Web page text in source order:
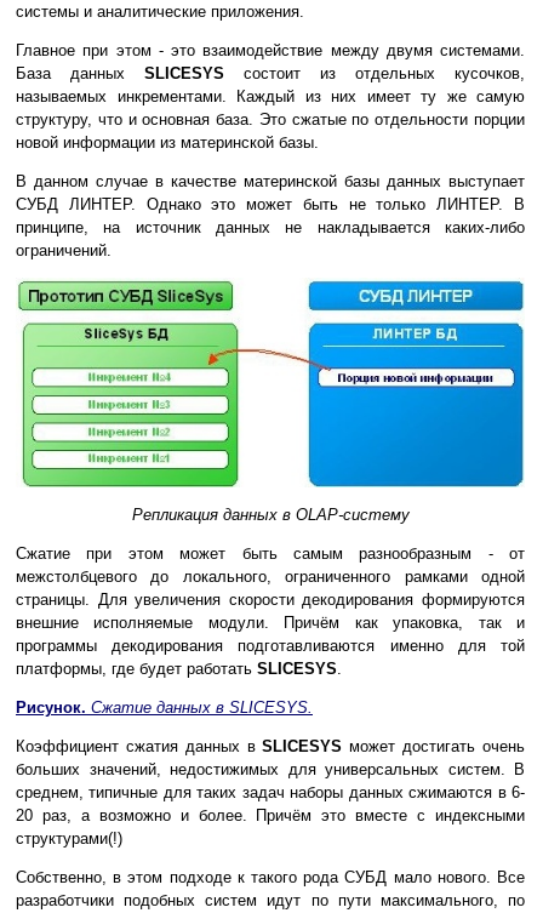
системы и аналитические приложения.
Главное при этом - это взаимодействие между двумя системами.
База данных SLICESYS состоит из отдельных кусочков,
называемых инкрементами. Каждый из них имеет ту же самую
структуру, что и основная база. Это сжатые по отдельности порции
новой информации из материнской базы.
В данном случае в качестве материнской базы данных выступает
СУБД ЛИНТЕР. Однако это может быть не только ЛИНТЕР. В
принципе, на источник данных не накладывается каких-либо
ограничений.
Репликация данных в OLAP-систему
Сжатие при этом может быть самым разнообразным - от
межстолбцевого до локального, ограниченного рамками одной
страницы. Для увеличения скорости декодирования формируются
внешние исполняемые модули. Причём как упаковка, так и
программы декодирования подготавливаются именно для той
платформы, где будет работать SLICESYS
Рисунок. Сжатие данных в SLICESYS.
Коэффициент сжатия данных вSLICESYS может достигать очень
больших значений, недостижимых для универсальных систем. В
среднем, типичные для таких задач наборы данных сжимаются в 6-
20 раз, а возможно и более. Причём это вместе с индексными
структурами(!)
Собственно, в этом подходе к такого рода СУБД мало нового. Все
разработчики подобных систем идут по пути максимального, по